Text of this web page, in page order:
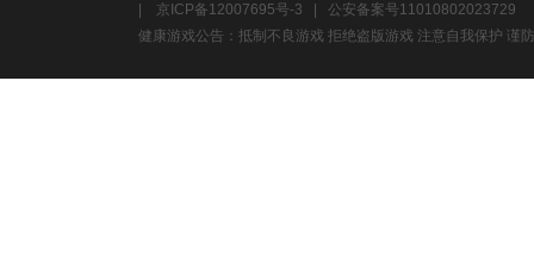
京ICP备12007695号-3
公安备案号11010802023729
健康游戏公告：抵制不良游戏 拒绝盗版游戏 注意自我保护 谨